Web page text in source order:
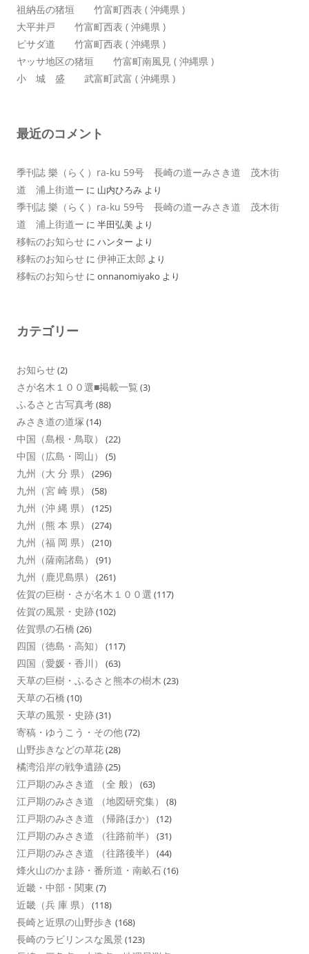
祖納岳の猪垣 竹富町西表 ( 沖縄県 )
大平井戸 竹富町西表 ( 沖縄県 )
ピサダ道 竹富町西表 ( 沖縄県 )
ヤッサ地区の猪垣 竹富町南風見 ( 沖縄県 )
小 城 盛 武富町武富 ( 沖縄県 )
最近のコメント
季刊誌 樂（らく）ra-ku 59号 長崎の道ーみさき道 茂木街
道 浦上街道ー に 山内ひろみ より
季刊誌 樂（らく）ra-ku 59号 長崎の道ーみさき道 茂木街
道 浦上街道ー に 半田弘美 より
移転のお知らせ に ハンター より
移転のお知らせ に 伊神正太郎 より
移転のお知らせ に onnanomiyako より
カテゴリー
お知らせ(2)
さが名木１００選■掲載一覧 (3)
ふるさと古写真考(88)
みさき道の道塚 (14)
中国（島根・鳥取） (22)
中国（広島・岡山） (5)
九州（大 分 県） (296)
九州（宮 崎 県） (58)
九州（沖 縄 県） (125)
九州（熊 本 県） (274)
九州（福 岡 県） (210)
九州（薩南諸島） (91)
九州（鹿児島県） (261)
佐賀の巨樹・さが名木１００選 (117)
佐賀の風景・史跡(102)
佐賀県の石橋 (26)
四国（徳島・高知） (117)
四国（愛媛・香川） (63)
天草の巨樹・ふるさと熊本の樹木 (23)
天草の石橋 (10)
天草の風景・史跡(31)
寄稿・ゆうこう・その他(72)
山野歩きなどの草花(28)
橘湾沿岸の戦争遺跡(25)
江戸期のみさき道 （全 般） (63)
江戸期のみさき道 （地図研究集） (8)
江戸期のみさき道 （帰路ほか） (12)
江戸期のみさき道 （往路前半） (31)
江戸期のみさき道 （往路後半） (44)
烽火山のかま跡・番所道・南畝石(16)
近畿・中部・関東 (7)
近畿（兵 庫 県） (118)
長崎と近県の山野歩き (168)
長崎のラビリンスな風景 (123)